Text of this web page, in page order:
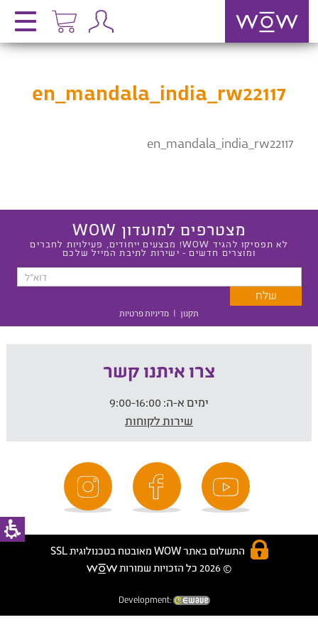
en_mandala_india_rw22117
en_mandala_india_rw22117
מצטרפים למועדון WOW
לא תפסיקו להגיד WOW! מבצעים ייחודים, פעילויות לחברים
ומוצרים חדשים - ישירות לתיבת המייל שלכם
תקנון | מדיניות פרטיות
צרו איתנו קשר
ימים א-ה:
שירות לקוחות
התשלום באתר WOW מאובטח בטכנולוגית SSL
© 2026 כל הזכויות שמורות
Development: